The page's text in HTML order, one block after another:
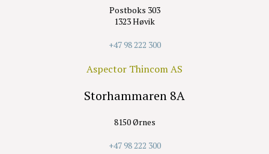
Postboks 303
1323 Høvik
+47 98 222 300
Aspector Thincom AS
Storhammaren 8A
8150 Ørnes
+47 98 222 300